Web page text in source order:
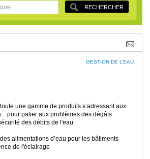
GESTION DE L’EAU
une gamme de produits s’adressant aux
pour palier aux problèmes des dégâts
des débits de l'eau.
alimentations d’eau pour les bâtiments
de l'éclairage